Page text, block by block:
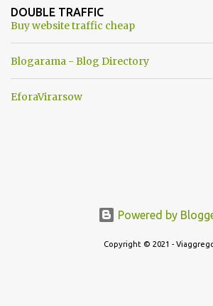
ancora una fantasia Nato o forse una "False
una guerra mondiale che difficilmente da
DOUBLE TRAFFIC
Buy website traffic cheap
Blogarama - Blog Directory
EforaVirarsow
Powered by
Copyright © 2021 -